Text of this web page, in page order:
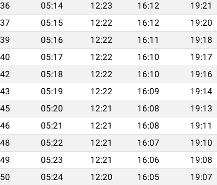
05:14 12:23 16:12 19:21
05:15 12:22 16:12 19:20
05:16 12:22 16:11 19:18
05:17 12:22 16:10 19:17
05:18 12:22 16:10 19:16
05:19 12:22 16:09 19:14
05:20 12:21 16:08 19:13
05:21 12:21 16:08 19:11
05:22 12:21 16:07 19:10
05:23 12:21 16:06 19:08
05:24 12:20 16:05 19:07